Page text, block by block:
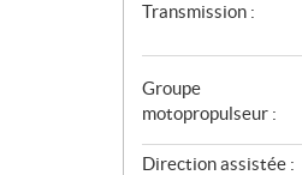
s
Transmission :
Groupe
motopropulseur :
Direction assistée :